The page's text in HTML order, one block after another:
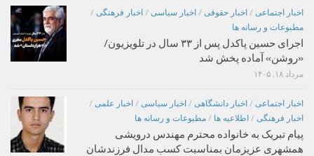
اخبار اجتماعی / اخبار حقوقی / اخبار سیاسی / اخبار فرهنگی /
مطبوعات و رسانه ها
اجرای حسین پاکدل پس از ۳۳ سال در تلویزیون/
«روشن» آماده پخش شد
مرداد ۱۸, ۱۴۰۵
اخبار اجتماعی / اخبار دانشگاهی / اخبار سیاسی / اخبار علمی /
اخبار فرهنگی / اطلاعیه ها / مطبوعات و رسانه ها
پیام تبریک به خانواده محترم مهندس درویشی
همشهری عزیزمان بمناسبت کسب مدال فرزندشان